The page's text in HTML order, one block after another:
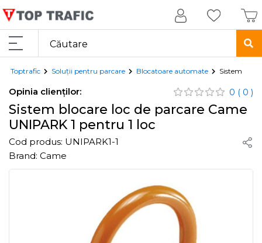
Toptrafic Soluții pentru parcare Blocatoare automate Sistem
Opinia clienților: 0 ( 0 )
Sistem blocare loc de parcare Came
UNIPARK 1 pentru 1 loc
Cod produs: UNIPARK1-1
Brand: Came